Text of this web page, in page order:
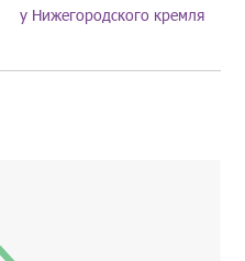
у Нижегородского кремля